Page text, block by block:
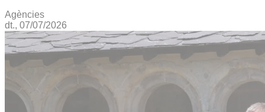
Agències
dt., 07/07/2026